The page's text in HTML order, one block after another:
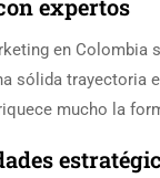
expertos
en Colombia
sólida trayectoria
mucho la